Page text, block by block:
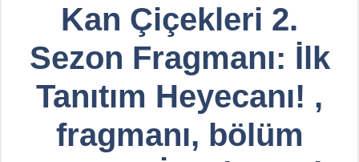
Kan Çiçekleri 2.
Sezon Fragmanı: İlk
Tanıtım Heyecanı! ,
fragmanı, bölüm